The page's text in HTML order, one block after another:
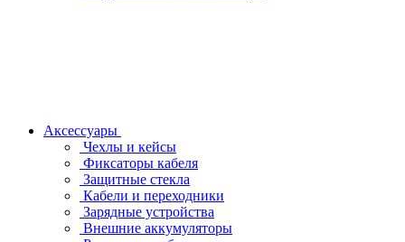
Аксессуары
Чехлы и кейсы
Фиксаторы кабеля
Защитные стекла
Кабели и переходники
Зарядные устройства
Внешние аккумуляторы